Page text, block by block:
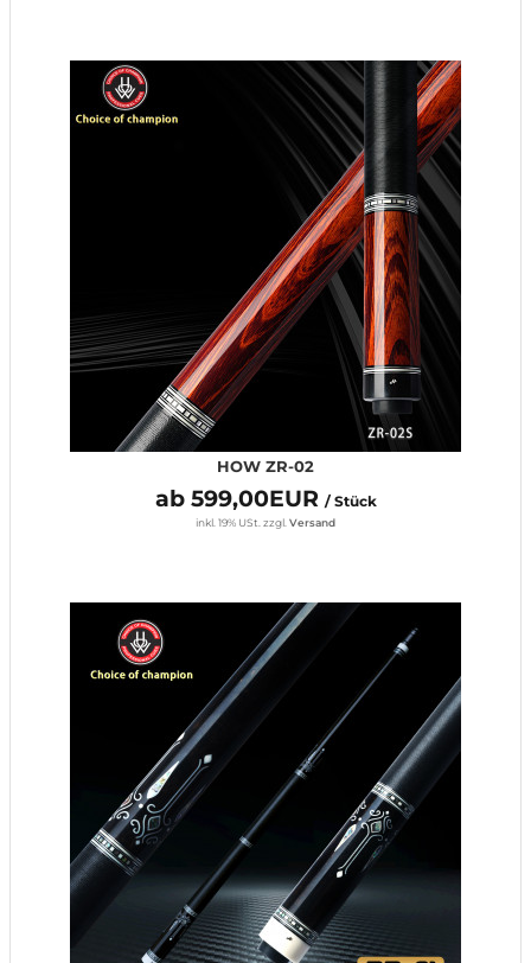
HOW ZR-02
ab 599,00EUR / Stück
inkl. 19% USt. zzgl. Versand